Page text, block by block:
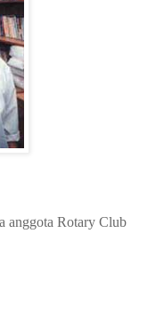
anggota Rotary Club